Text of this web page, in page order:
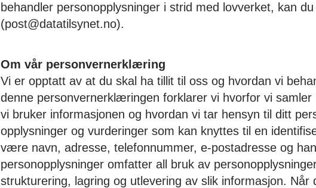
behandler personopplysninger i strid med lovverket, kan
(post@datatilsynet.no).
Om vår personvernerklæring
Vi er opptatt av at du skal ha tillit til oss og hvordan vi
denne personvernerklæringen forklarer vi hvorfor vi
vi bruker informasjonen og hvordan vi tar hensyn til ditt
opplysninger og vurderinger som kan knyttes til en
være navn, adresse, telefonnummer, e-postadresse og
personopplysninger omfatter all bruk av
strukturering, lagring og utlevering av slik informasjon.